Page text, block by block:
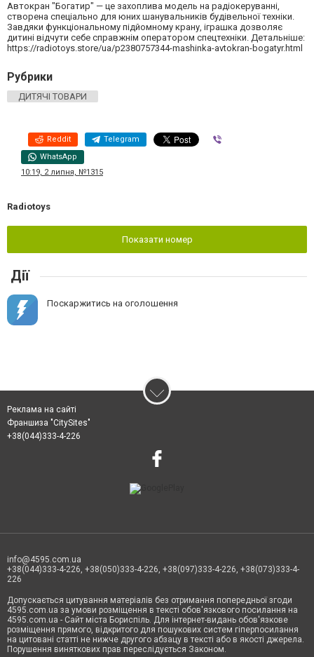
Автокран "Богатир" — це захоплива модель на радіокеруванні,
створена спеціально для юних шанувальників будівельної техніки.
Завдяки функціональному підйомному крану, іграшка дозволяє
дитині відчути себе справжнім оператором спецтехніки. Детальніше:
https://radiotoys.store/ua/p2380757344-mashinka-avtokran-bogatyr.html
Рубрики
ДИТЯЧІ ТОВАРИ
Reddit Telegram
WhatsApp
10:19, 2 липня, №1315
Radiotoys
Показати номер
Дії
Поскаржитись на оголошення
Реклама на сайті
Франшиза "CitySites"
+38(044)333-4-226
info@4595.com.ua
+38(044)333-4-226, +38(050)333-4-226, +38(097)333-4-226, +38(073)333-4-
226
Допускається цитування матеріалів без отримання попередньої згоди
4595.com.ua за умови розміщення в тексті обов'язкового посилання на
4595.com.ua - Сайт міста Бориспіль. Для інтернет-видань обов'язкове
розміщення прямого, відкритого для пошукових систем гіперпосилання
на цитовані статті не нижче другого абзацу в тексті або в якості джерела.
Порушення виняткових прав переслідується Законом.